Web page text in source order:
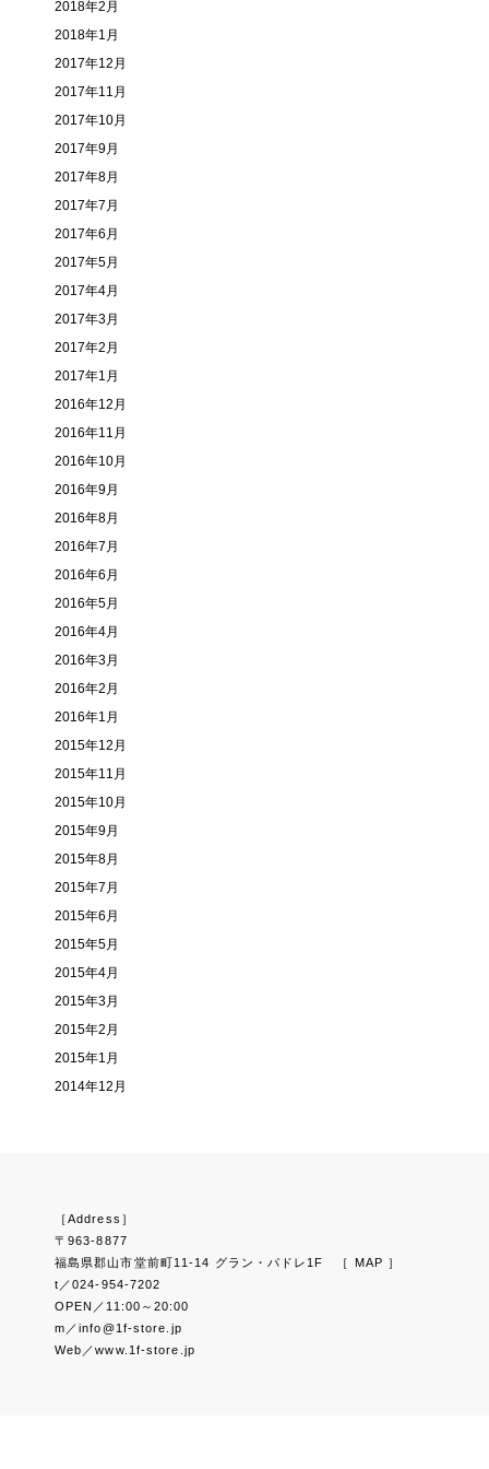
2018年2月
2018年1月
2017年12月
2017年11月
2017年10月
2017年9月
2017年8月
2017年7月
2017年6月
2017年5月
2017年4月
2017年3月
2017年2月
2017年1月
2016年12月
2016年11月
2016年10月
2016年9月
2016年8月
2016年7月
2016年6月
2016年5月
2016年4月
2016年3月
2016年2月
2016年1月
2015年12月
2015年11月
2015年10月
2015年9月
2015年8月
2015年7月
2015年6月
2015年5月
2015年4月
2015年3月
2015年2月
2015年1月
2014年12月
［Address］
〒963-8877
福島県郡山市堂前町11-14 グラン・パドレ1F
［ MAP ］
t／024-954-7202
OPEN／11:00～20:00
m／info@1f-store.jp
Web／www.1f-store.jp